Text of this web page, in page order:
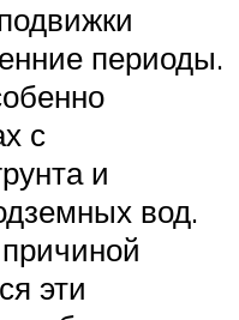
периоды.
с
и
вод.
эти